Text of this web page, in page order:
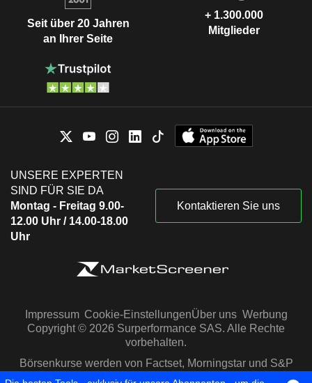
Seit über 20 Jahren
an Ihrer Seite
+ 1.300.000
Mitglieder
UNSERE EXPERTEN
SIND FÜR SIE DA
Montag - Freitag 9.00-
12.00 Uhr / 14.00-18.00
Uhr
Kontaktieren Sie uns
Impressum Cookie-EinstellungenÜber uns Werbung
Copyright © 2026 Surperformance SAS. Alle Rechte
vorbehalten.
Börsenkurse werden von Factset, Morningstar und S&P
Capital IQ zur Verfügung gestellt